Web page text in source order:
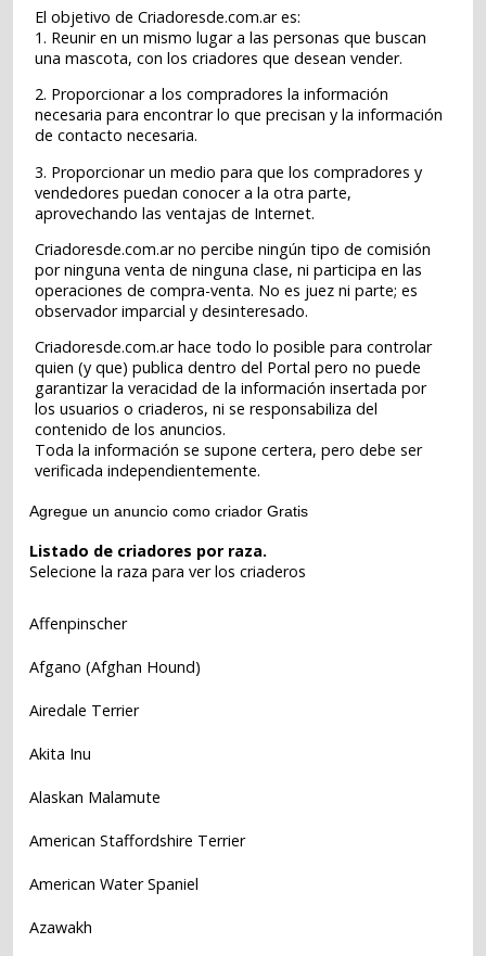
El objetivo de Criadoresde.com.ar es:
1. Reunir en un mismo lugar a las personas que buscan
una mascota, con los criadores que desean vender.
2. Proporcionar a los compradores la información
necesaria para encontrar lo que precisan y la información
de contacto necesaria.
3. Proporcionar un medio para que los compradores y
vendedores puedan conocer a la otra parte,
aprovechando las ventajas de Internet.
Criadoresde.com.ar no percibe ningún tipo de comisión
por ninguna venta de ninguna clase, ni participa en las
operaciones de compra-venta. No es juez ni parte; es
observador imparcial y desinteresado.
Criadoresde.com.ar hace todo lo posible para controlar
quien (y que) publica dentro del Portal pero no puede
garantizar la veracidad de la información insertada por
los usuarios o criaderos, ni se responsabiliza del
contenido de los anuncios.
Toda la información se supone certera, pero debe ser
verificada independientemente.
Agregue un anuncio como criador Gratis
Listado de criadores por raza.
Selecione la raza para ver los criaderos
Affenpinscher
Afgano (Afghan Hound)
Airedale Terrier
Akita Inu
Alaskan Malamute
American Staffordshire Terrier
American Water Spaniel
Azawakh